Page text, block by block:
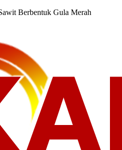
Berbentuk Gula Merah